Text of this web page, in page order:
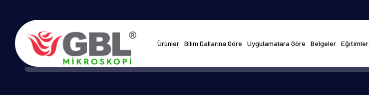
Ürünler Bilim Dallarına Göre Uygulamalara Göre Belgeler Eğitimler